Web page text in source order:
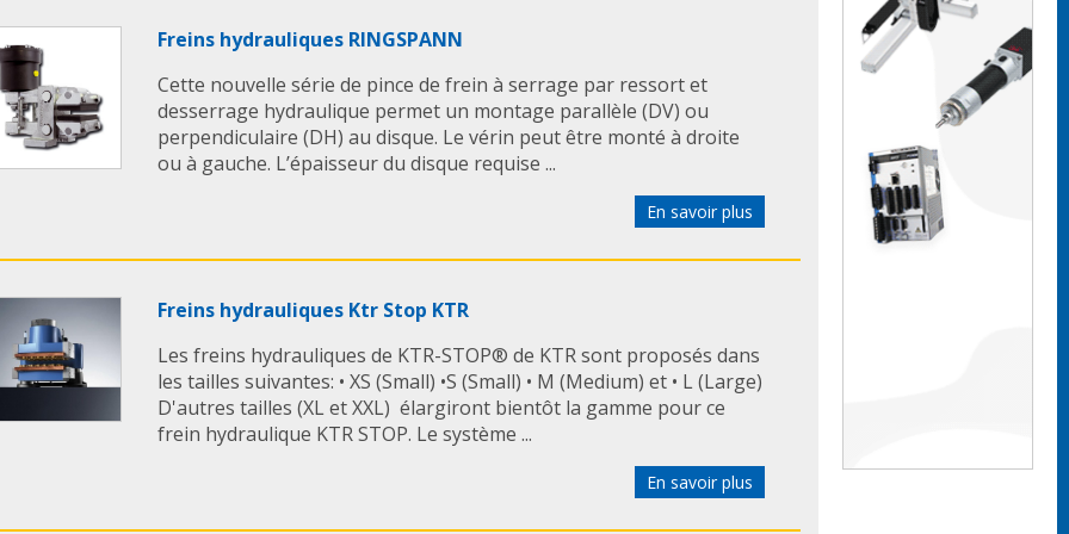
Freins hydrauliques RINGSPANN
Cette nouvelle série de pince de frein à serrage par ressort et
desserrage hydraulique permet un montage parallèle (DV) ou
perpendiculaire (DH) au disque. Le vérin peut être monté à droite
ou à gauche. L’épaisseur du disque requise ...
En savoir plus
Freins hydrauliques Ktr Stop KTR
Les freins hydrauliques de KTR-STOP® de KTR sont proposés dans
les tailles suivantes: • XS (Small) •S (Small) • M (Medium) et • L (Large)
D'autres tailles (XL et XXL) élargiront bientôt la gamme pour ce
frein hydraulique KTR STOP. Le système ...
En savoir plus